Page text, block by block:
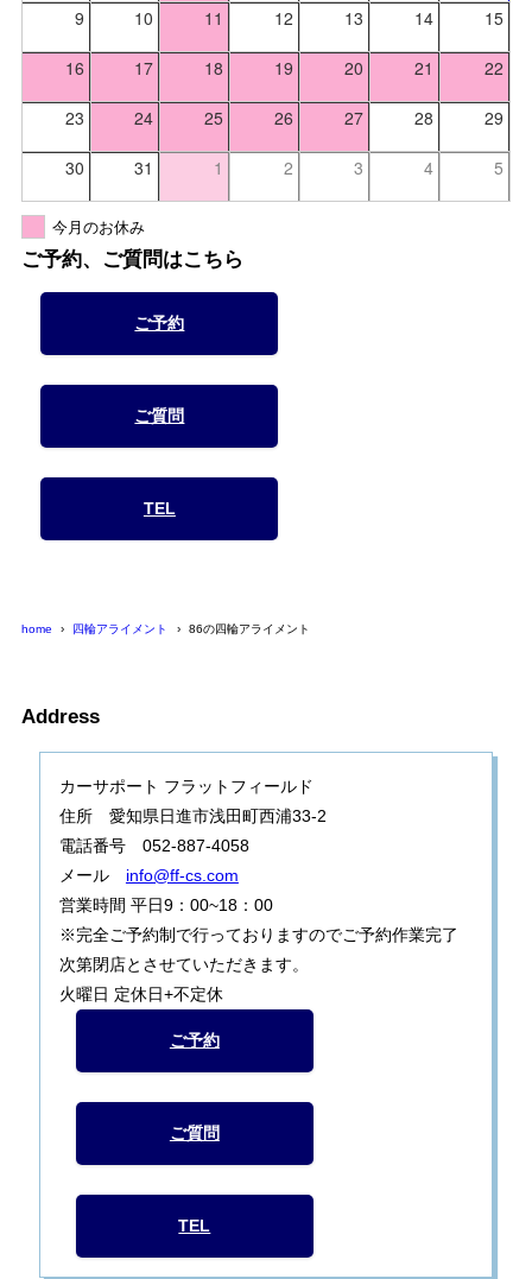
9 10 11 12 13 14 15
16 17 18 19 20 21 22
23 24 25 26 27 28 29
30 31 1 2 3 4 5
今月のお休み
ご予約、ご質問はこちら
ご予約
ご質問
TEL
home 四輪アライメント 86の四輪アライメント
Address
カーサポート フラットフィールド
住所 愛知県日進市浅田町西浦33-2
電話番号 052-887-4058
メール info@ff-cs.com
営業時間 平日9：00~18：00
※完全ご予約制で行っておりますのでご予約作業完了
次第閉店とさせていただきます。
火曜日 定休日+不定休
ご予約
ご質問
TEL